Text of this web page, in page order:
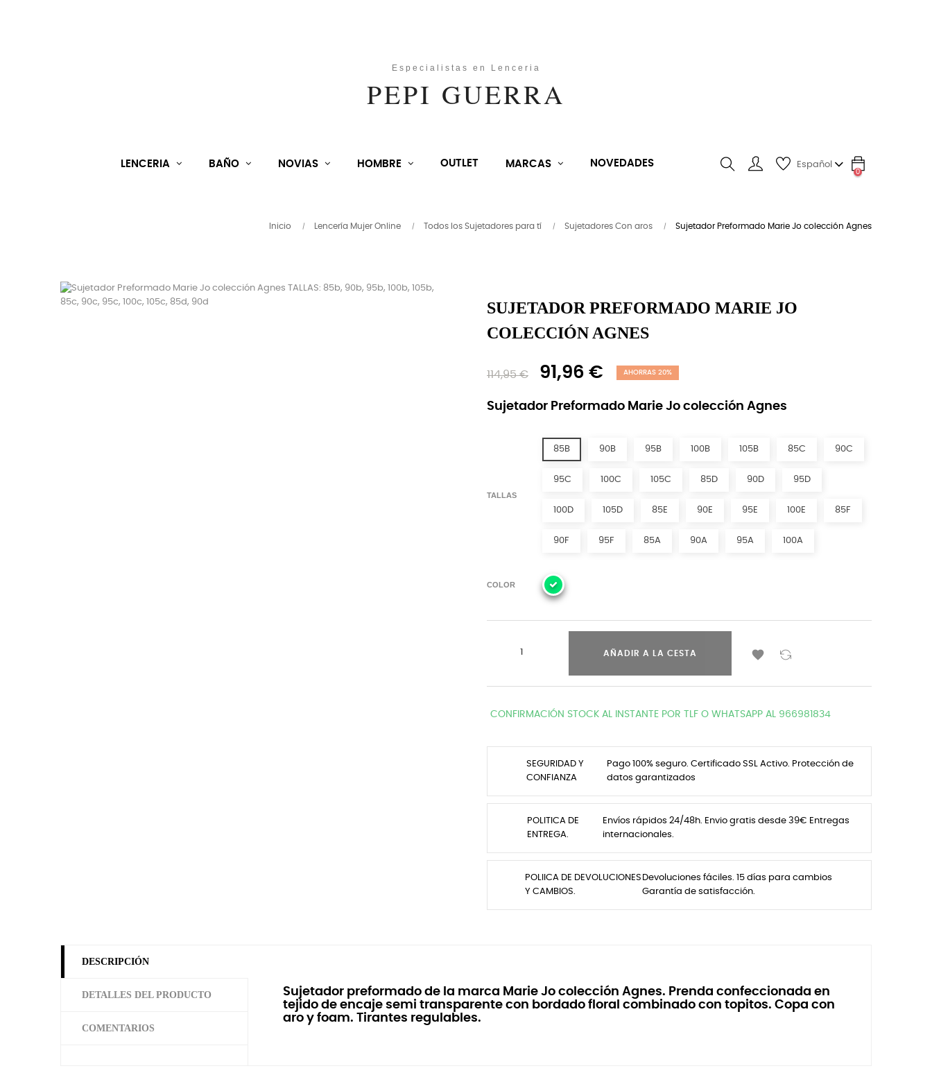
LENCERIA BAÑO NOVIAS HOMBRE OUTLET MARCAS NOVEDADES Español
0
Inicio Lencería Mujer Online Todos los Sujetadores para tí Sujetadores Con aros Sujetador Preformado Marie Jo colección Agnes
SUJETADOR PREFORMADO MARIE JO
COLECCIÓN AGNES
114,95 € 91,96 € AHORRAS 20%
Sujetador Preformado Marie Jo colección Agnes
TALLAS
85B 90B 95B 100B 105B 85C 90C
95C 100C 105C 85D 90D 95D
100D 105D 85E 90E 95E 100E 85F
90F 95F 85A 90A 95A 100A
COLOR
AÑADIR A LA CESTA 
CONFIRMACIÓN STOCK AL INSTANTE POR TLF O WHATSAPP AL 966981834
SEGURIDAD Y
CONFIANZA
Pago 100% seguro. Certificado SSL Activo. Protección de
datos garantizados
POLITICA DE
ENTREGA.
Envíos rápidos 24/48h. Envio gratis desde 39€ Entregas
internacionales.
POLIICA DE DEVOLUCIONES
Y CAMBIOS.
Devoluciones fáciles. 15 días para cambios
Garantía de satisfacción.
DESCRIPCIÓN
DETALLES DEL PRODUCTO
COMENTARIOS
Sujetador preformado de la marca Marie Jo colección Agnes. Prenda confeccionada en
tejido de encaje semi transparente con bordado floral combinado con topitos. Copa con
aro y foam. Tirantes regulables.